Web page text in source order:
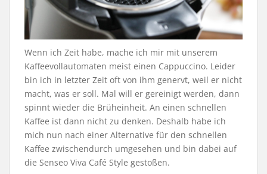
Wenn ich Zeit habe, mache ich mir mit unserem
Kaffeevollautomaten meist einen Cappuccino. Leider
bin ich in letzter Zeit oft von ihm genervt, weil er nicht
macht, was er soll. Mal will er gereinigt werden, dann
spinnt wieder die Brüheinheit. An einen schnellen
Kaffee ist dann nicht zu denken. Deshalb habe ich
mich nun nach einer Alternative für den schnellen
Kaffee zwischendurch umgesehen und bin dabei auf
die Senseo Viva Café Style gestoßen.